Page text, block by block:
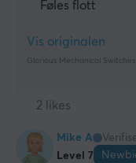
Føles flott
Vis originalen
Glorious Mechanical
2 likes
Mike A
Level 7